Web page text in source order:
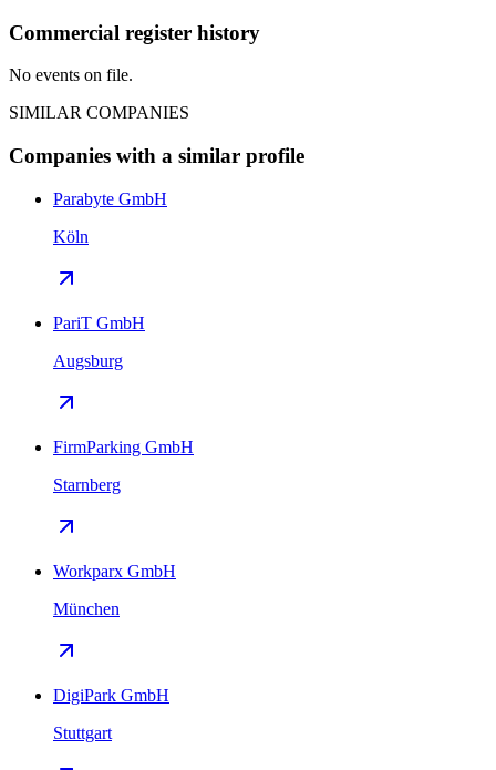
Commercial register history
No events on file.
SIMILAR COMPANIES
Companies with a similar profile
Parabyte GmbH
Köln
PariT GmbH
Augsburg
FirmParking GmbH
Starnberg
Workparx GmbH
München
DigiPark GmbH
Stuttgart